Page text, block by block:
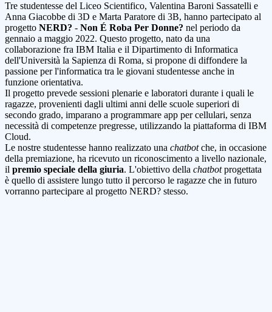
Tre studentesse del Liceo Scientifico, Valentina Baroni Sassatelli e
Anna Giacobbe di 3D e Marta Paratore di 3B, hanno partecipato al
progetto NERD? - Non É Roba Per Donne? nel periodo da
gennaio a maggio 2022. Questo progetto, nato da una
collaborazione fra IBM Italia e il Dipartimento di Informatica
dell'Università la Sapienza di Roma, si propone di diffondere la
passione per l'informatica tra le giovani studentesse anche in
funzione orientativa.
Il progetto prevede sessioni plenarie e laboratori durante i quali le
ragazze, provenienti dagli ultimi anni delle scuole superiori di
secondo grado, imparano a programmare app per cellulari, senza
necessità di competenze pregresse, utilizzando la piattaforma di IBM
Cloud.
Le nostre studentesse hanno realizzato una chatbotche, in occasione
della premiazione, ha ricevuto un riconoscimento a livello nazionale,
il premio speciale della giuria. L'obiettivo della chatbotprogettata
è quello di assistere lungo tutto il percorso le ragazze che in futuro
vorranno partecipare al progetto NERD? stesso.